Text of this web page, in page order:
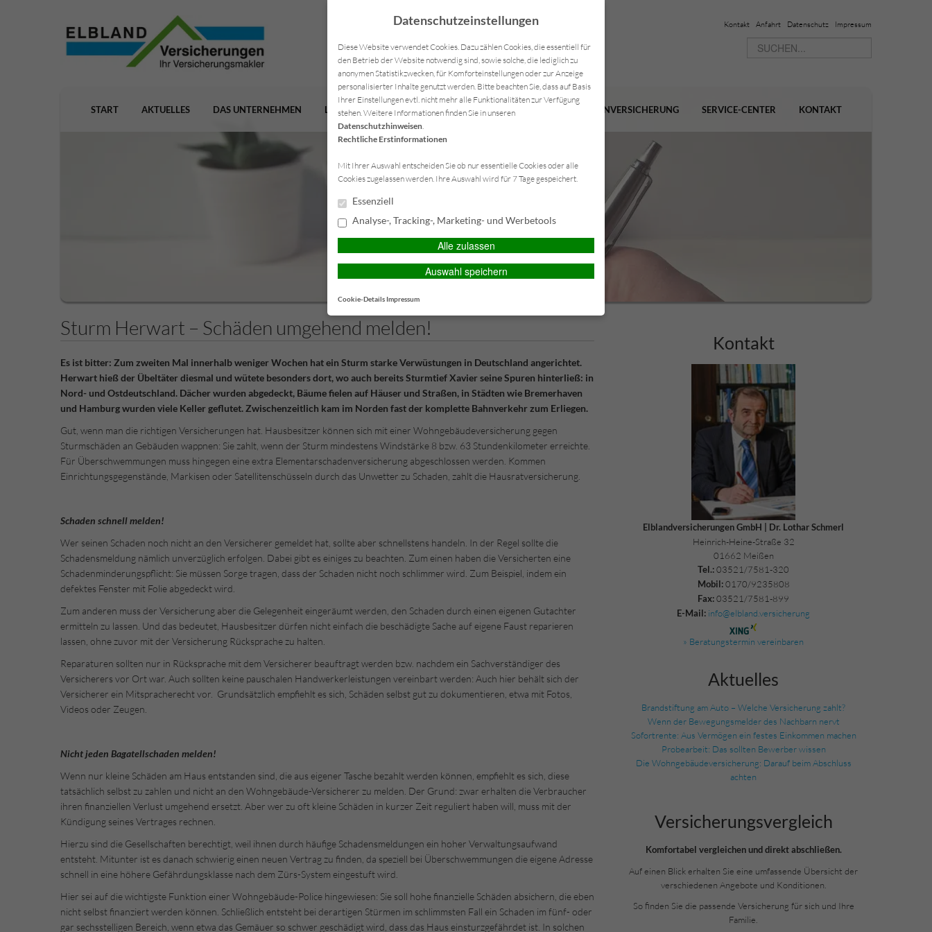
Kontakt Anfahrt Datenschutz Impressum
START AKTUELLES DAS UNTERNEHMEN LEISTUNGEN VERSICHERUNGEN VORSORGE FIRMENVERSICHERUNG SERVICE-CENTER KONTAKT
Sturm Herwart – Schäden umgehend melden!
Es ist bitter: Zum zweiten Mal innerhalb weniger Wochen hat ein Sturm starke Verwüstungen in Deutschland angerichtet.
Herwart hieß der Übeltäter diesmal und wütete besonders dort, wo auch bereits Sturmtief Xavier seine Spuren hinterließ: in
Nord- und Ostdeutschland. Dächer wurden abgedeckt, Bäume fielen auf Häuser und Straßen, in Städten wie Bremerhaven
und Hamburg wurden viele Keller geflutet. Zwischenzeitlich kam im Norden fast der komplette Bahnverkehr zum Erliegen.
Gut, wenn man die richtigen Versicherungen hat. Hausbesitzer können sich mit einer Wohngebäudeversicherung gegen
Sturmschäden an Gebäuden wappnen: Sie zahlt, wenn der Sturm mindestens Windstärke 8 bzw. 63 Stundenkilometer erreichte.
Für Überschwemmungen muss hingegen eine extra Elementarschadenversicherung abgeschlossen werden. Kommen
Einrichtungsgegenstände, Markisen oder Satellitenschüsseln durch das Unwetter zu Schaden, zahlt die Hausratversicherung.
Schaden schnell melden!
Wer seinen Schaden noch nicht an den Versicherer gemeldet hat, sollte aber schnellstens handeln. In der Regel sollte die
Schadensmeldung nämlich unverzüglich erfolgen. Dabei gibt es einiges zu beachten. Zum einen haben die Versicherten eine
Schadenminderungspflicht: Sie müssen Sorge tragen, dass der Schaden nicht noch schlimmer wird. Zum Beispiel, indem ein
defektes Fenster mit Folie abgedeckt wird.
Zum anderen muss der Versicherung aber die Gelegenheit eingeräumt werden, den Schaden durch einen eigenen Gutachter
ermitteln zu lassen. Und das bedeutet, Hausbesitzer dürfen nicht einfach die beschädigte Sache auf eigene Faust reparieren
lassen, ohne zuvor mit der Versicherung Rücksprache zu halten.
Reparaturen sollten nur in Rücksprache mit dem Versicherer beauftragt werden bzw. nachdem ein Sachverständiger des
Versicherers vor Ort war. Auch sollten keine pauschalen Handwerkerleistungen vereinbart werden: Auch hier behält sich der
Versicherer ein Mitspracherecht vor. Grundsätzlich empfiehlt es sich, Schäden selbst gut zu dokumentieren, etwa mit Fotos,
Videos oder Zeugen.
Nicht jeden Bagatellschaden melden!
Wenn nur kleine Schäden am Haus entstanden sind, die aus eigener Tasche bezahlt werden können, empfiehlt es sich, diese
tatsächlich selbst zu zahlen und nicht an den Wohngebäude-Versicherer zu melden. Der Grund: zwar erhalten die Verbraucher
ihren finanziellen Verlust umgehend ersetzt. Aber wer zu oft kleine Schäden in kurzer Zeit reguliert haben will, muss mit der
Kündigung seines Vertrages rechnen.
Hierzu sind die Gesellschaften berechtigt, weil ihnen durch häufige Schadensmeldungen ein hoher Verwaltungsaufwand
entsteht. Mitunter ist es danach schwierig einen neuen Vertrag zu finden, da speziell bei Überschwemmungen die eigene Adresse
schnell in eine höhere Gefährdungsklasse nach dem Zürs-System eingestuft wird.
Hier sei auf die wichtigste Funktion einer Wohngebäude-Police hingewiesen: Sie soll hohe finanzielle Schäden absichern, die eben
nicht selbst finanziert werden können. Schließlich entsteht bei derartigen Stürmen im schlimmsten Fall ein Schaden im fünf- oder
gar sechsstelligen Bereich, wenn etwa das Gemäuer so schwer geschädigt wird, dass das Haus einsturzgefährdet ist. In solchen
Kontakt
Elblandversicherungen GmbH | Dr. Lothar Schmerl
Heinrich-Heine-Straße 32
01662 Meißen
Tel.: 03521/7581-320
Mobil:0170/9235808
Fax: 03521/7581-899
E-Mail: info@elbland.versicherung
» Beratungstermin vereinbaren
Aktuelles
Brandstiftung am Auto – Welche Versicherung zahlt?
Wenn der Bewegungsmelder des Nachbarn nervt
Sofortrente: Aus Vermögen ein festes Einkommen machen
Probearbeit: Das sollten Bewerber wissen
Die Wohngebäudeversicherung: Darauf beim Abschluss
achten
Versicherungs­vergleich
Komfortabel vergleichen und direkt abschließen.
Auf einen Blick erhalten Sie eine umfassende Übersicht der
verschiedenen Angebote und Konditionen.
So finden Sie die passende Versicherung für sich und Ihre
Familie.
Datenschutzeinstellungen
Diese Website verwendet Cookies. Dazu zählen Cookies, die essentiell für
den Betrieb der Website notwendig sind, sowie solche, die lediglich zu
anonymen Statistikzwecken, für Komforteinstellungen oder zur Anzeige
personalisierter Inhalte genutzt werden. Bitte beachten Sie, dass auf Basis
Ihrer Einstellungen evtl. nicht mehr alle Funktionalitäten zur Verfügung
stehen. Weitere Informationen finden Sie in unseren
Datenschutzhinweisen.
Rechtliche Erstinformationen
Mit Ihrer Auswahl entscheiden Sie ob nur essentielle Cookies oder alle
Cookies zugelassen werden. Ihre Auswahl wird für 7 Tage gespeichert.
Essenziell
Analyse-, Tracking-, Marketing- und Werbetools
Alle zulassen
Auswahl speichern
Cookie-Details Impressum